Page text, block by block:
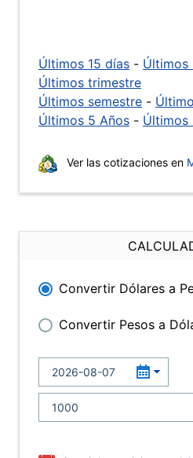
Últimos 15 días - Últimos
Últimos trimestre
Últimos semestre -
Últimos 5 Años - Últimos
Ver las cotizaciones en
Convertir Dólares a
Convertir Pesos a